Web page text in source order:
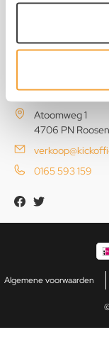
Atoomweg 1
4706 PN
0165 593 159
Algemene voorwaarden